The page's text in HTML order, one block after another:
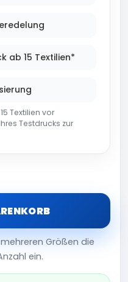
ab 15 Textilien*
Textilien vor
Testdrucks zur
Größen die
ein.